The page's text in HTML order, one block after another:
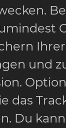
und
das
Du